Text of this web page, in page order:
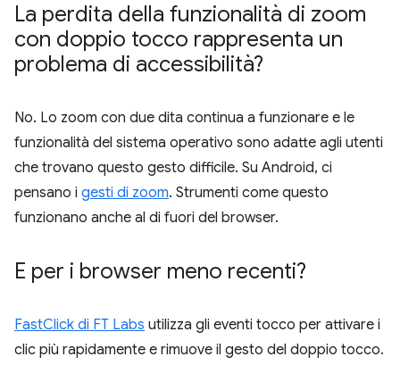
La perdita della funzionalità di zoom
con doppio tocco rappresenta un
problema di accessibilità?
No. Lo zoom con due dita continua a funzionare e le
funzionalità del sistema operativo sono adatte agli utenti
che trovano questo gesto difficile. Su Android, ci
pensano i gesti di zoom. Strumenti come questo
funzionano anche al di fuori del browser.
E per i browser meno recenti?
FastClick di FT Labs utilizza gli eventi tocco per attivare i
clic più rapidamente e rimuove il gesto del doppio tocco.